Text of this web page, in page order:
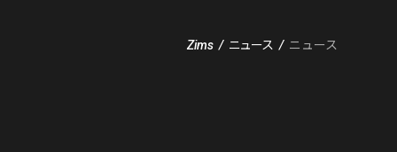
Zims / ニュース / ニュース